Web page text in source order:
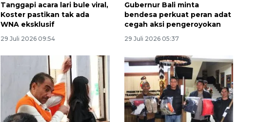
Tanggapi acara lari bule viral,
Koster pastikan tak ada
WNA eksklusif
29 Juli 2026 09:54
Gubernur Bali minta
bendesa perkuat peran adat
cegah aksi pengeroyokan
29 Juli 2026 05:37